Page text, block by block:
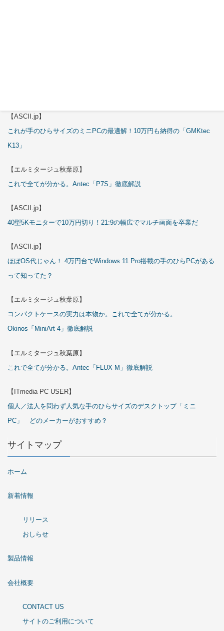
【ASCII.jp】
これが手のひらサイズのミニPCの最適解！10万円も納得の「GMKtec
K13」
【エルミタージュ秋葉原】
これで全てが分かる。Antec「P7S」徹底解説
【ASCII.jp】
40型5Kモニターで10万円切り！21:9の幅広でマルチ画面を卒業だ
【ASCII.jp】
ほぼOS代じゃん！ 4万円台でWindows 11 Pro搭載の手のひらPCがある
って知ってた？
【エルミタージュ秋葉原】
コンパクトケースの実力は本物か。これで全てが分かる。
Okinos「MiniArt 4」徹底解説
【エルミタージュ秋葉原】
これで全てが分かる。Antec「FLUX M」徹底解説
【ITmedia PC USER】
個人／法人を問わず人気な手のひらサイズのデスクトップ「ミニ
PC」 どのメーカーがおすすめ？
サイトマップ
ホーム
新着情報
リリース
おしらせ
製品情報
会社概要
CONTACT US
サイトのご利用について